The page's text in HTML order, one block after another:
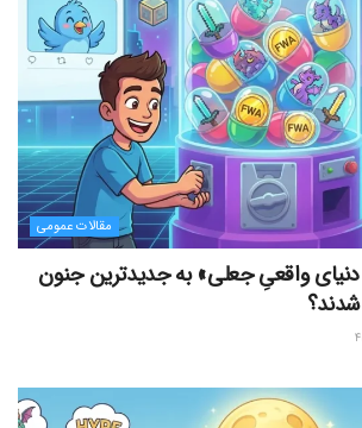
مقالات عمومی
واقعیِ جعلی» به جدیدترین جنون
شدند؟